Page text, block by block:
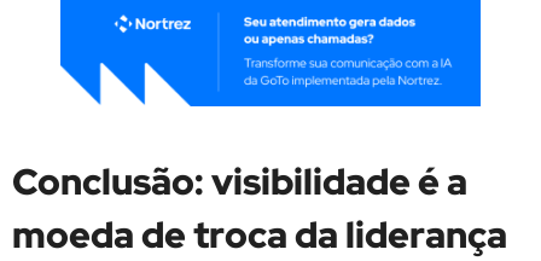
Conclusão: visibilidade é a
moeda de troca da liderança